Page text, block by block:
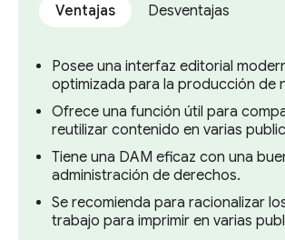
Ventajas Desventajas
Posee una interfaz editorial
optimizada para la producción de
Ofrece una función útil para
reutilizar contenido en varias
Tiene una DAM eficaz con una
administración de derechos.
Se recomienda para racionalizar
trabajo para imprimir en varias